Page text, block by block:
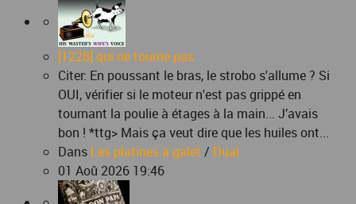
[1228] qui ne tourne pas
Citer: En poussant le bras, le strobo s'allume ? Si
OUI, vérifier si le moteur n'est pas grippé en
tournant la poulie à étages à la main... J’avais
bon ! *ttg> Mais ça veut dire que les huiles ont...
Dans Les platines à galet / Dual
01 Aoû 2026 19:46